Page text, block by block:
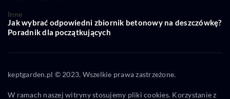
Inne
Jak wybrać odpowiedni zbiornik betonowy na deszczówkę?
Poradnik dla początkujących
keptgarden.pl © 2023. Wszelkie prawa zastrzeżone.
W ramach naszej witryny stosujemy pliki cookies. Korzystanie z